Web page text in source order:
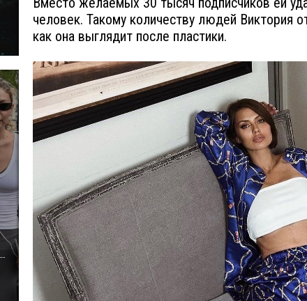
человек. Такому количеству людей Виктория
как она выглядит после пластики.